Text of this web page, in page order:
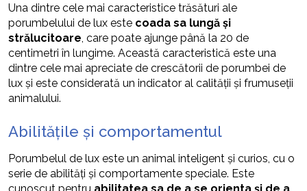
Una dintre cele mai caracteristice trăsături ale
porumbelului de lux este coada sa lungă și
strălucitoare , care poate ajunge până la 20 de
centimetri în lungime. Această caracteristică este una
dintre cele mai apreciate de crescătorii de porumbei de
lux și este considerată un indicator al calității și frumuseții
animalului.
Abilitățile și comportamentul
Porumbelul de lux este un animal inteligent și curios, cu o
serie de abilități și comportamente speciale. Este
cunoscut pentru abilitatea sa de a se orienta și de a